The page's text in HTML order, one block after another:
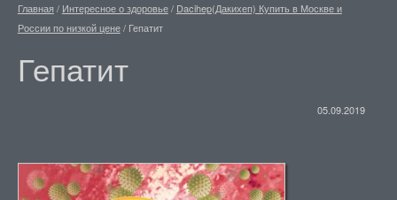
Главная / Интересное о здоровье/ Dacihep(Дакихеп) Купить в Москве и
России по низкой цене/ Гепатит
Гепатит
05.09.2019